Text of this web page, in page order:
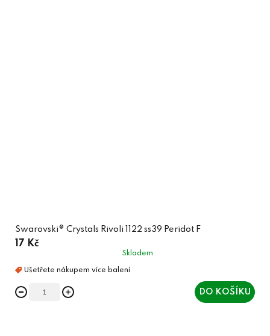
Swarovski® Crystals Rivoli 1122 ss39 Peridot F
17 Kč
Skladem
DO KOŠÍKU